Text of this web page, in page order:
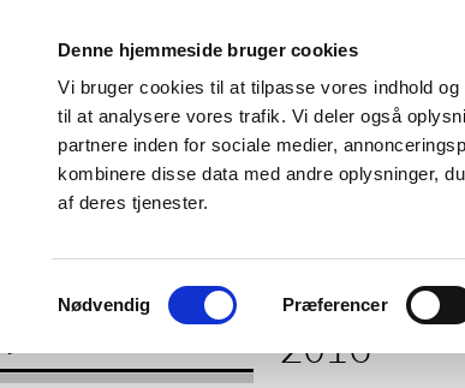
Denne hjemmeside bruger cookies
Vi bruger cookies til at tilpasse vores indhold
til at analysere vores trafik. Vi deler også
partnere inden for sociale medier,
kombinere disse data med andre oplysninger,
af deres tjenester.
Samtykkevalg
Nødvendig Præferencer
Godkendelse og
Bivirkninger og
produktinformation
2016